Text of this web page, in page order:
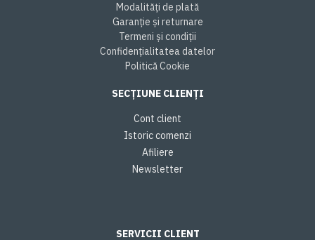
Modalități de plată
Garanție și returnare
Termeni și condiții
Confidențialitatea datelor
Politică Cookie
SECȚIUNE CLIENȚI
Cont client
Istoric comenzi
Afiliere
Newsletter
SERVICII CLIENT